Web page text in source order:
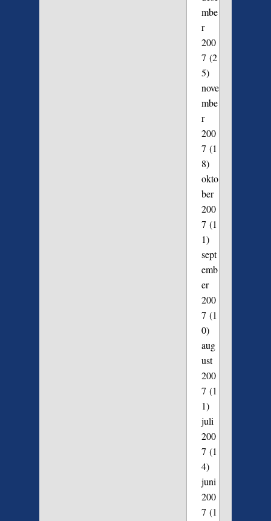
mbe
r
200
7 (2
5)
nove
mbe
r
200
7 (1
8)
okto
ber
200
7 (1
1)
sept
emb
er
200
7 (1
0)
aug
ust
200
7 (1
1)
juli
200
7 (1
4)
juni
200
7 (1